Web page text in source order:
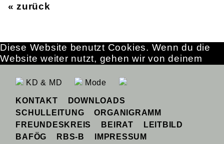
« zurück
KD & MD Mode
KONTAKT
DOWNLOADS
SCHULLEITUNG
ORGANIGRAMM
FREUNDESKREIS
BEIRAT
LEITBILD
BAFÖG
RBS-B IMPRESSUM
Diese Website benutzt Cookies. Wenn du die
Website weiter nutzt, gehen wir von deinem